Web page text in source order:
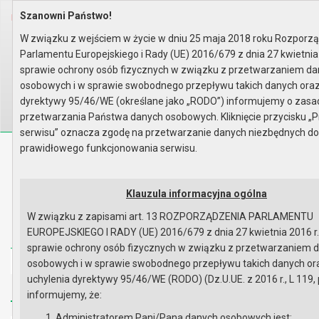
Home Organy Rada Miejska
Rok 2024 - posiedzenia
Posiedzenie z 25 października ..
Lista obecności
Wyszukaj na stronie:
A AA
Biuletyn Informacji Publicznej
Strona główna Mapa serwisu Aktualności
Redakcja Instrukcja korzystania
Szanowni Państwo!
W związku z wejściem w życie w dniu 25 maja 2018 roku
Parlamentu Europejskiego i Rady (UE) 2016/679 z dnia 27
sprawie ochrony osób fizycznych w związku z przetwarzaniem
osobowych i w sprawie swobodnego przepływu takich danych
dyrektywy 95/46/WE (określane jako „RODO”) informujemy o
przetwarzania Państwa danych osobowych. Kliknięcie przycisku
serwisu” oznacza zgodę na przetwarzanie danych niezbędnych do
prawidłowego funkcjonowania serwisu.
Klauzula informacyjna ogólna
W związku z zapisami art. 13 ROZPORZĄDZENIA PARLAMENTU
EUROPEJSKIEGO I RADY (UE) 2016/679 z dnia 27 kwietnia 2016
sprawie ochrony osób fizycznych w związku z przetwarzaniem
osobowych i w sprawie swobodnego przepływu takich danych
uchylenia dyrektywy 95/46/WE (RODO) (Dz.U.UE. z 2016 r., L 119,
informujemy, że: